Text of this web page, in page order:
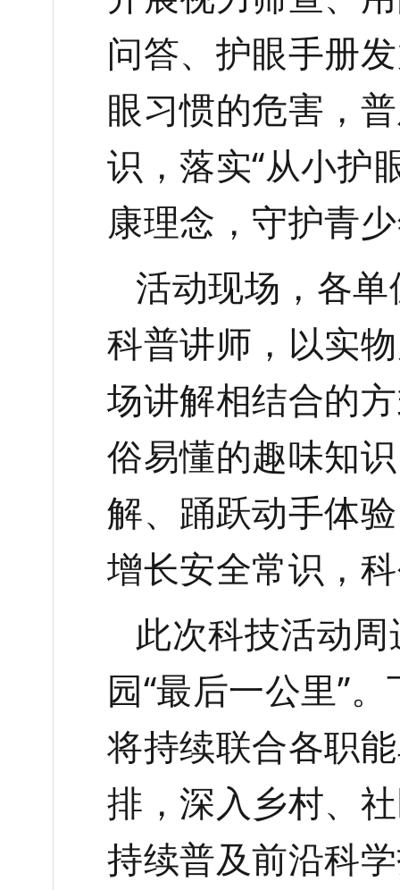
问答、护眼手册
眼习惯的危害，
识，落实“从小护
康理念，守护青
活动现场，各
科普讲师，以实
场讲解相结合的
俗易懂的趣味知
解、踊跃动手体
增长安全常识，
此次科技活动
园“最后一公里”
将持续联合各职
排，深入乡村、
持续普及前沿科